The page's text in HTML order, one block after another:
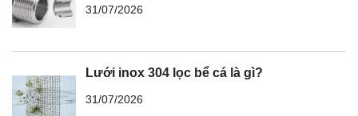
31/07/2026
Lưới inox 304 lọc bể cá là gì?
31/07/2026